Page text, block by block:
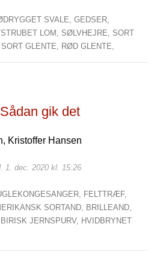
SVALE, GEDSER,
LOM, SØLVHEJRE, SORT
SORT GLENTE, RØD GLENTE,
gik det
Kristoffer Hansen
1. dec. 2020 kl. 15:26
FELTTRÆF,
SORTAND, BRILLEAND,
JERNSPURV, HVIDBRYNET